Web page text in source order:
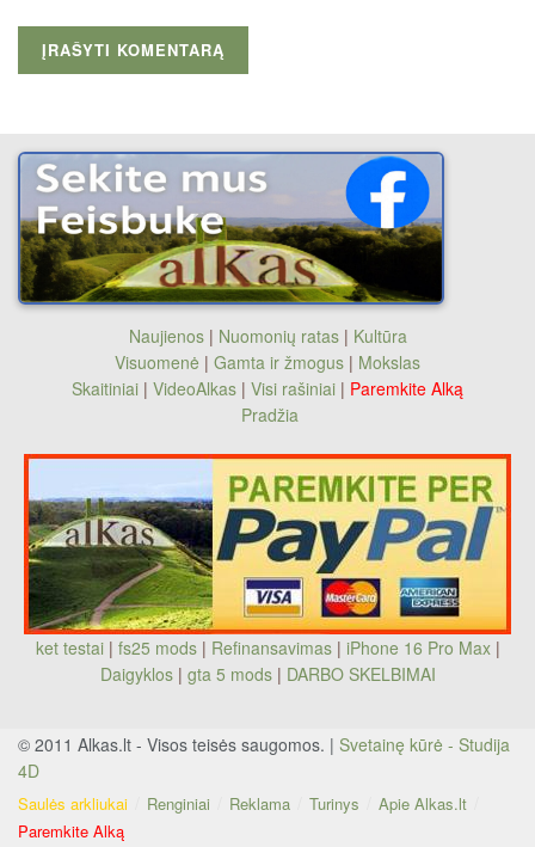
Naujienos| Nuomonių ratas| Kultūra
Visuomenė | Gamta ir žmogus | Mokslas
Skaitiniai | VideoAlkas | Visi rašiniai | Paremkite Alką
Pradžia
ket testai | fs25 mods| Refinansavimas| iPhone 16 Pro Max|
Daigyklos| gta 5 mods | DARBO SKELBIMAI
© 2011 Alkas.lt - Visos teisės saugomos. | Svetainę kūrė - Studija
4D
Saulės arkliukai Renginiai Reklama Turinys
Apie Alkas.lt
Paremkite Alką